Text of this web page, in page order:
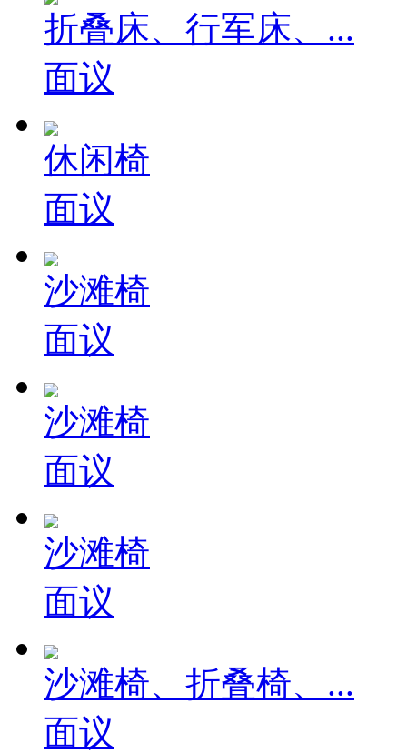
折叠床、行军床、...
面议
休闲椅
面议
沙滩椅
面议
沙滩椅
面议
沙滩椅
面议
沙滩椅、折叠椅、...
面议